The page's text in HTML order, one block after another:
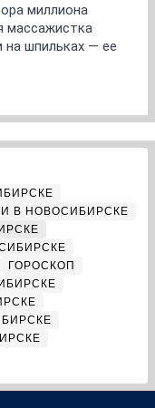
миллиона
массажистка
на шпильках — ее
В НОВОСИБИРСКЕ
ГОРОСКОП